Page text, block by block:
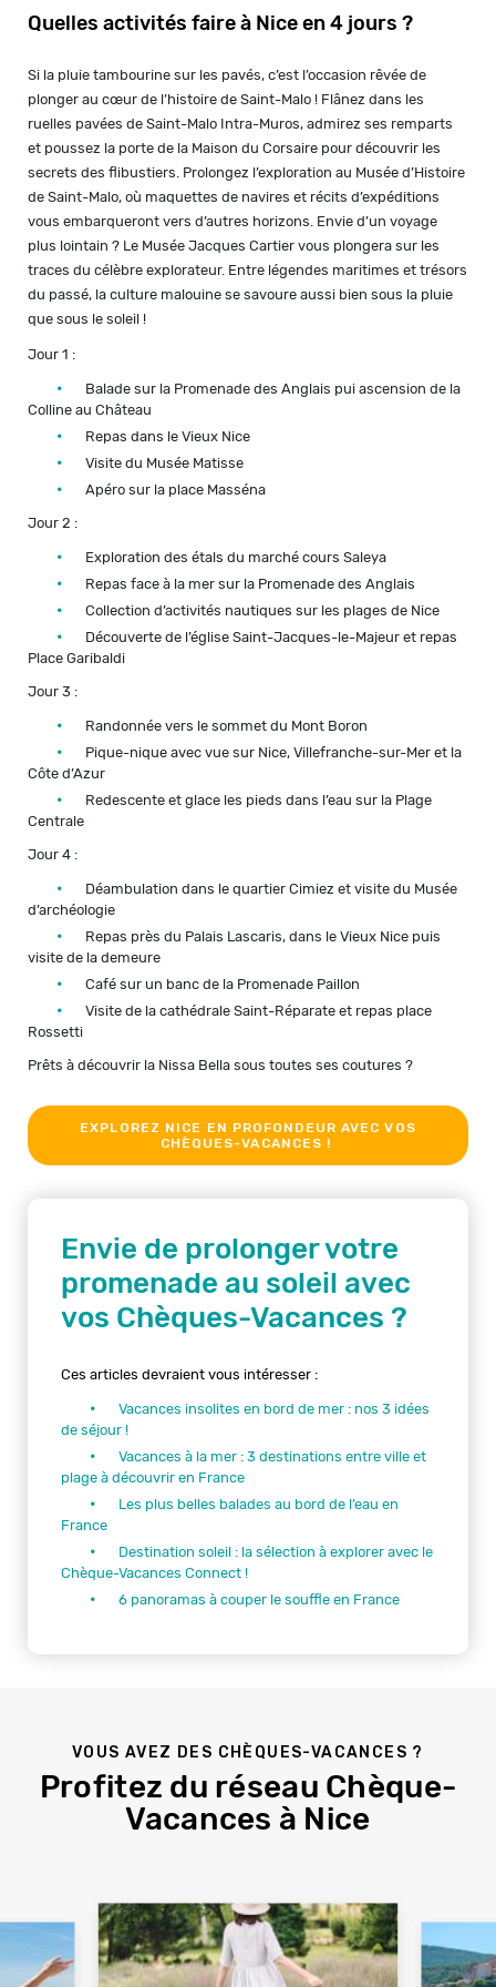
Quelles activités faire à Nice en 4 jours ?
Si la pluie tambourine sur les pavés, c’est l’occasion rêvée de
plonger au cœur de l’histoire de Saint-Malo ! Flânez dans les
ruelles pavées de Saint-Malo Intra-Muros, admirez ses remparts
et poussez la porte de la Maison du Corsaire pour découvrir les
secrets des flibustiers. Prolongez l’exploration au Musée d’Histoire
de Saint-Malo, où maquettes de navires et récits d’expéditions
vous embarqueront vers d’autres horizons. Envie d’un voyage
plus lointain ? Le Musée Jacques Cartier vous plongera sur les
traces du célèbre explorateur. Entre légendes maritimes et trésors
du passé, la culture malouine se savoure aussi bien sous la pluie
que sous le soleil !
Jour 1 :
Balade sur la Promenade des Anglais pui ascension de la
Colline au Château
Repas dans le Vieux Nice
Visite du Musée Matisse
Apéro sur la place Masséna
Jour 2 :
Exploration des étals du marché cours Saleya
Repas face à la mer sur la Promenade des Anglais
Collection d’activités nautiques sur les plages de Nice
Découverte de l’église Saint-Jacques-le-Majeur et repas
Place Garibaldi
Jour 3 :
Randonnée vers le sommet du Mont Boron
Pique-nique avec vue sur Nice, Villefranche-sur-Mer et la
Côte d’Azur
Redescente et glace les pieds dans l’eau sur la Plage
Centrale
Jour 4 :
Déambulation dans le quartier Cimiez et visite du Musée
d’archéologie
Repas près du Palais Lascaris, dans le Vieux Nice puis
visite de la demeure
Café sur un banc de la Promenade Paillon
Visite de la cathédrale Saint-Réparate et repas place
Rossetti
Prêts à découvrir la Nissa Bella sous toutes ses coutures ?
EXPLOREZ NICE EN PROFONDEUR AVEC VOS
CHÈQUES-VACANCES !
Envie de prolonger votre
promenade au soleil avec
vos Chèques-Vacances ?
Ces articles devraient vous intéresser :
Vacances insolites en bord de mer : nos 3 idées
de séjour !
Vacances à la mer : 3 destinations entre ville et
plage à découvrir en France
Les plus belles balades au bord de l’eau en
France
Destination soleil : la sélection à explorer avec le
Chèque-Vacances Connect !
6 panoramas à couper le souffle en France
VOUS AVEZ DES CHÈQUES-VACANCES ?
Profitez du réseau Chèque-
Vacances à Nice